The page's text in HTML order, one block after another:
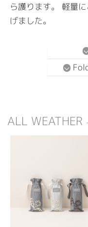
ら護ります。
軽量
げました。
ALL WEATHER